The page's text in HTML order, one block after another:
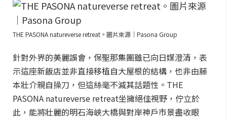
THE PASONA natureverse retreat。圖片來源｜Pasona Group
針對外界的美麗誤會，保聖那集團雖已向日媒澄清，表
示這座新飯店並非直接移植自大屋根的結構，也非由藤
本壯介親自操刀，但這絲毫不減其話題性。THE
PASONA natureverse retreat坐擁絕佳視野，佇立於
此，能將壯麗的明石海峽大橋與對岸神戶市景盡收眼